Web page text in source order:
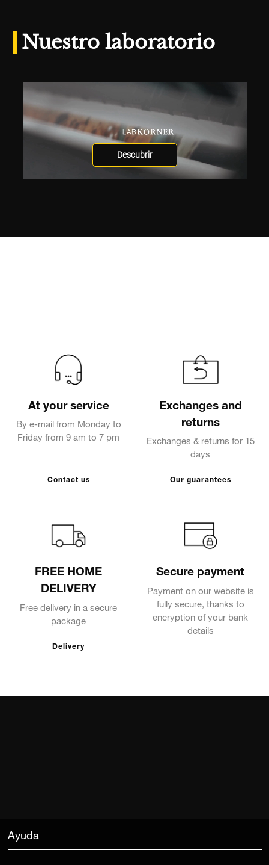
Nuestro laboratorio
Descubrir
At your service
By e-mail from Monday to
Friday from 9 am to 7 pm
Contact us
Exchanges and
returns
Exchanges & returns for 15
days
Our guarantees
FREE HOME
DELIVERY
Free delivery in a secure
package
Delivery
Secure payment
Payment on our website is
fully secure, thanks to
encryption of your bank
details
Ayuda